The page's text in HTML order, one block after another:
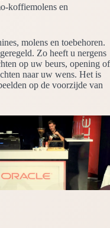
koffiemolens en
molens en toebehoren.
Zo heeft u nergens
op uw beurs, opening of
naar uw wens. Het is
op de voorzijde van